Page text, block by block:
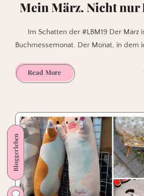
Mein März. Nicht nur
Im Schatten der #LBM19 Der März
Buchmessemonat. Der Monat, in dem
Read MoreMein
März.
Buchmesse
Bloggerleben